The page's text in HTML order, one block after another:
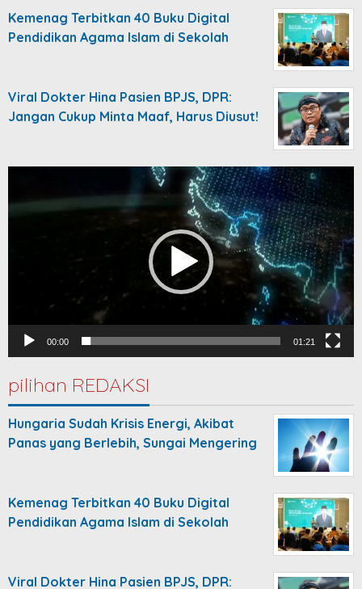
Kemenag Terbitkan 40 Buku Digital
Pendidikan Agama Islam di Sekolah
Viral Dokter Hina Pasien BPJS, DPR:
Jangan Cukup Minta Maaf, Harus Diusut!
00:00 01:21
pilihan REDAKSI
Hungaria Sudah Krisis Energi, Akibat
Panas yang Berlebih, Sungai Mengering
Kemenag Terbitkan 40 Buku Digital
Pendidikan Agama Islam di Sekolah
Viral Dokter Hina Pasien BPJS, DPR: